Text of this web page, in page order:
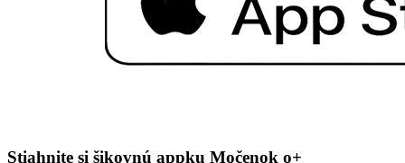
Stiahnite si šikovnú appku Močenok o+